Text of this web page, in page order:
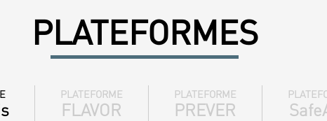
PLATEFORMES
PLATEFORME
FLAVOR
PLATEFORME
PREVER